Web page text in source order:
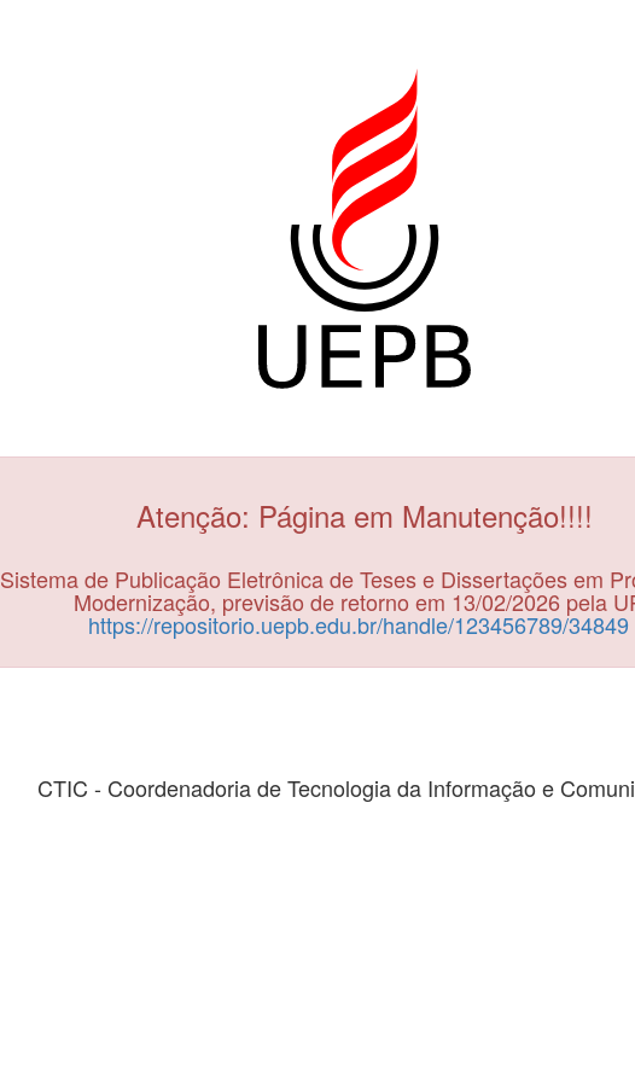
Atenção: Página em Manutenção!!!!
Sistema de Publicação Eletrônica de Teses e Dissertações em
Modernização, previsão de retorno em 13/02/2026 pela
https://repositorio.uepb.edu.br/handle/123456789/34849
CTIC - Coordenadoria de Tecnologia da Informação e